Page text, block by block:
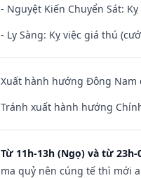
- Nguyệt Kiến Chuyển Sát:
- Ly Sàng: Kỵ việc giá thú
Xuất hành hướng Đông Nam
Tránh xuất hành hướng
Từ 11h-13h (Ngọ) và từ 23h-
ma quỷ nên cúng tế thì mới